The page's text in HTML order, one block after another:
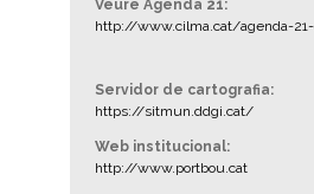
Veure Agenda 21:
http://www.cilma.cat/agenda-
Servidor de cartografia:
https://sitmun.ddgi.cat/
Web institucional:
http://www.portbou.cat